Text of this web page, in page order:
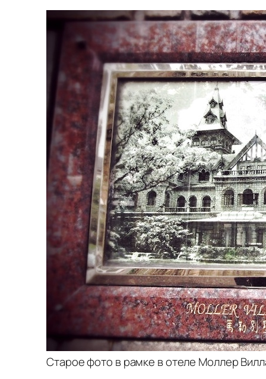
Старое фото в рамке в отеле Моллер